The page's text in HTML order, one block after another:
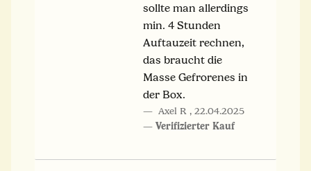
sollte man allerdings
min. 4 Stunden
Auftauzeit rechnen,
das braucht die
Masse Gefrorenes in
der Box.
Axel R , 22.04.2025
Verifizierter Kauf